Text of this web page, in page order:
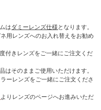
はダミーレンズ仕様 となります。
用レンズへのお入れ替えをお勧め
付きレンズをご一緒にご注文くだ
そのままご使用いただけます。
ーレンズをご一緒にご注文くださ
よりレンズのページへお進みいただ